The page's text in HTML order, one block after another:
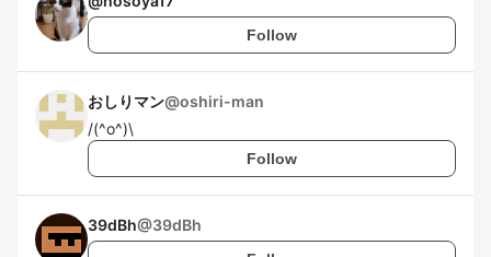
Follow
おしりマン@oshiri-man
/(^o^)\
Follow
39dBh@39dBh